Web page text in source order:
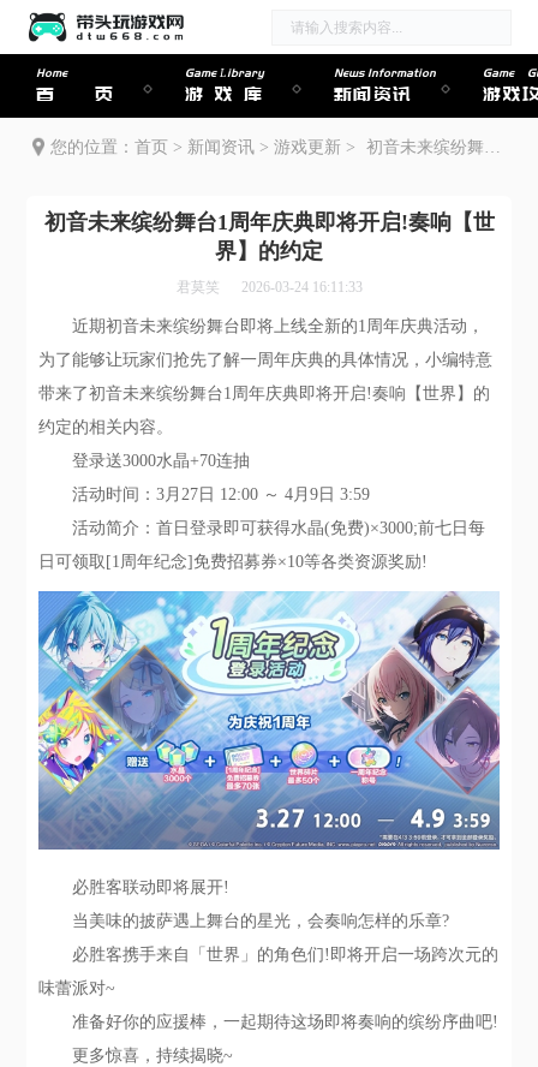
Home
首页
Game Library
游戏库
News Information
新闻资讯
Game
游戏
您的位置：首页 > 新闻资讯 >游戏更新 > 初音未来缤纷舞台1周年庆典即将开启!奏响【世界】的约定
初音未来缤纷舞台1周年庆典即将开启!奏响【世
界】的约定
君莫笑 2026-03-24 16:11:33
近期初音未来缤纷舞台即将上线全新的1周年庆典活动，
为了能够让玩家们抢先了解一周年庆典的具体情况，小编特意
带来了初音未来缤纷舞台1周年庆典即将开启!奏响【世界】的
约定的相关内容。
登录送3000水晶+70连抽
活动时间：3月27日 12:00 ～ 4月9日 3:59
活动简介：首日登录即可获得水晶(免费)×3000;前七日每
日可领取[1周年纪念]免费招募券×10等各类资源奖励!
必胜客联动即将展开!
当美味的披萨遇上舞台的星光，会奏响怎样的乐章?
必胜客携手来自「世界」的角色们!即将开启一场跨次元的
味蕾派对~
准备好你的应援棒，一起期待这场即将奏响的缤纷序曲吧!
更多惊喜，持续揭晓~